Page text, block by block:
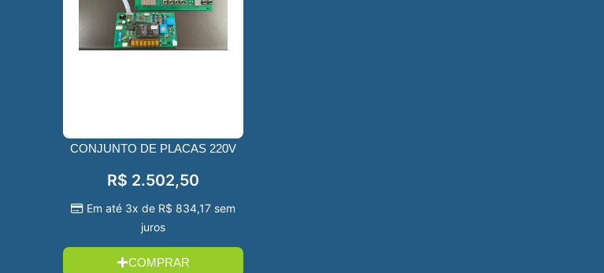
CONJUNTO DE PLACAS 220V
R$ 2.502,50
Em até 3x de R$ 834,17sem
juros
COMPRAR